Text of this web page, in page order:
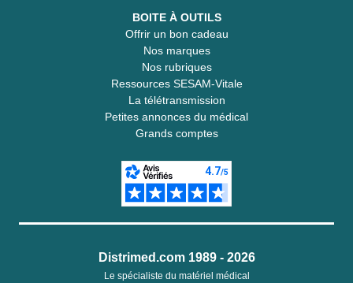
BOITE À OUTILS
Offrir un bon cadeau
Nos marques
Nos rubriques
Ressources SESAM-Vitale
La télétransmission
Petites annonces du médical
Grands comptes
Distrimed.com 1989 - 2026
Le spécialiste du matériel médical